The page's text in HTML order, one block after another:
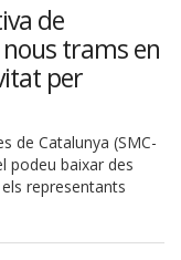
de
nous trams en
per
de Catalunya (SMC-
podeu baixar des
representants